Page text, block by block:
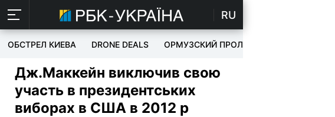
RU
ОБСТРЕЛ КИЕВА DRONE DEALS ОРМУЗСКИЙ ПРОЛИВ
Дж.Маккейн виключив свою
участь в президентських
виборах в США в 2012 р